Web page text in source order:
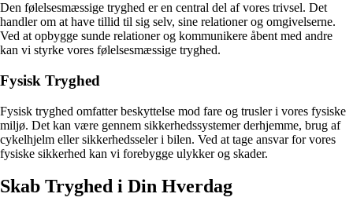
Den følelsesmæssige tryghed er en central del af vores trivsel. Det
handler om at have tillid til sig selv, sine relationer og omgivelserne.
Ved at opbygge sunde relationer og kommunikere åbent med andre
kan vi styrke vores følelsesmæssige tryghed.
Fysisk Tryghed
Fysisk tryghed omfatter beskyttelse mod fare og trusler i vores fysiske
miljø. Det kan være gennem sikkerhedssystemer derhjemme, brug af
cykelhjelm eller sikkerhedsseler i bilen. Ved at tage ansvar for vores
fysiske sikkerhed kan vi forebygge ulykker og skader.
Skab Tryghed i Din Hverdag